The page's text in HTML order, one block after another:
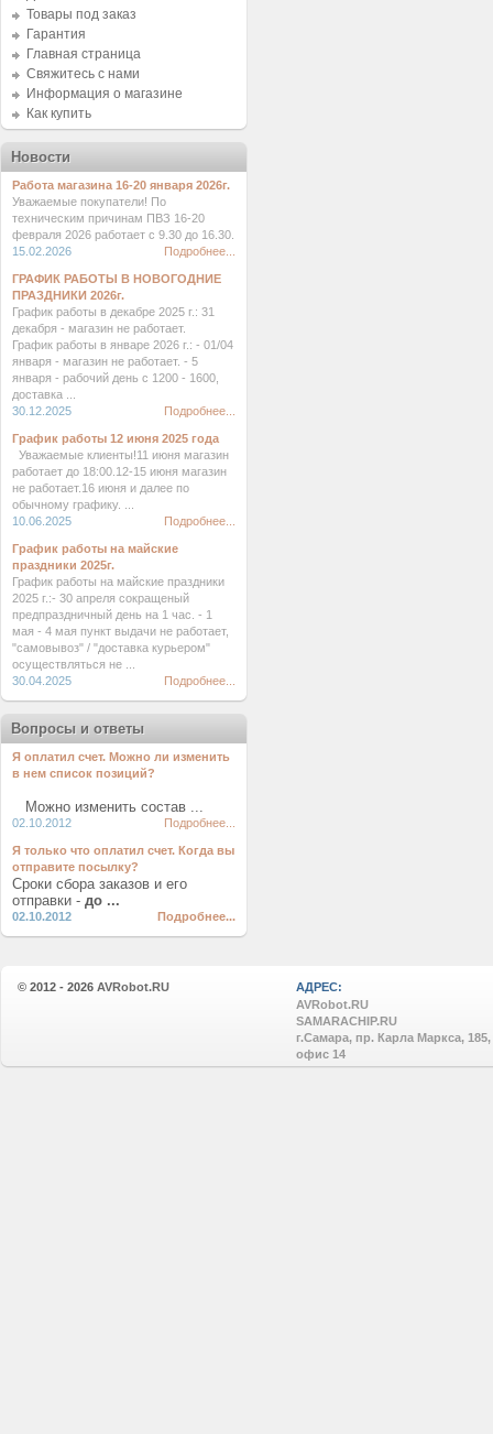
Товары под заказ
Гарантия
Главная страница
Свяжитесь с нами
Информация о магазине
Как купить
Новости
Работа магазина 16-20 января 2026г.
Уважаемые покупатели! По
техническим причинам ПВЗ 16-20
февраля 2026 работает с 9.30 до 16.30.
15.02.2026
Подробнее...
ГРАФИК РАБОТЫ В НОВОГОДНИЕ
ПРАЗДНИКИ 2026г.
График работы в декабре 2025 г.: 31
декабря - магазин не работает.
График работы в январе 2026 г.: - 01/04
января - магазин не работает. - 5
января - рабочий день с 1200 - 1600,
доставка ...
30.12.2025
Подробнее...
График работы 12 июня 2025 года
Уважаемые клиенты!11 июня магазин
работает до 18:00.12-15 июня магазин
не работает.16 июня и далее по
обычному графику. ...
10.06.2025
Подробнее...
График работы на майские
праздники 2025г.
График работы на майские праздники
2025 г.:- 30 апреля сокращеный
предпраздничный день на 1 час. - 1
мая - 4 мая пункт выдачи не работает,
"самовывоз" / "доставка курьером"
осуществляться не ...
30.04.2025
Подробнее...
Вопросы и ответы
Я оплатил счет. Можно ли изменить
в нем список позиций?
Можно изменить состав ...
02.10.2012 Подробнее...
Я только что оплатил счет. Когда вы
отправите посылку?
Сроки сбора заказов и его
отправки - до ...
02.10.2012 Подробнее...
© 2012 - 2026 AVRobot.RU
АДРЕС:
AVRobot.RU
SAMARACHIP.RU
г.Самара, пр. Карла Маркса, 185,
офис 14